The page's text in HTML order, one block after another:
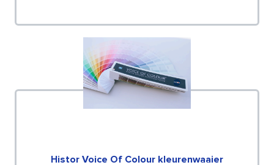
Histor Voice Of Colour kleurenwaaier